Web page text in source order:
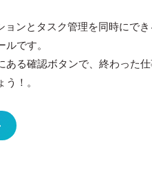
ョンとタスク管理を同時にでき
です。
ある確認ボタンで、終わった
！。